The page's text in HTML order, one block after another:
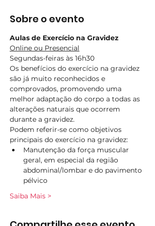
Sobre o evento
Aulas de Exercício na Gravidez
Online ou Presencial
Segundas-feiras às 16h30
Os benefícios do exercício na gravidez
são já muito reconhecidos e
comprovados, promovendo uma
melhor adaptação do corpo a todas as
alterações naturais que ocorrem
durante a gravidez.
Podem referir-se como objetivos
principais do exercício na gravidez:
Manutenção da força muscular
geral, em especial da região
abdominal/lombar e do pavimento
pélvico
Saiba Mais >